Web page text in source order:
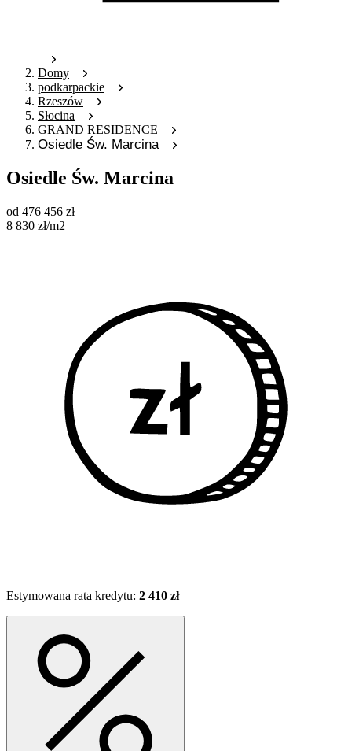
Domy
podkarpackie
Rzeszów
Słocina
GRAND RESIDENCE
Osiedle Św. Marcina
Osiedle Św. Marcina
od 476 456 zł
8 830 zł/m2
Estymowana rata kredytu: 2 410 zł